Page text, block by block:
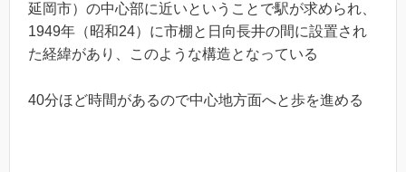
延岡市）の中心部に近いということで駅が求められ、
1949年（昭和24）に市棚と日向長井の間に設置され
た経緯があり、このような構造となっている
40分ほど時間があるので中心地方面へと歩を進める